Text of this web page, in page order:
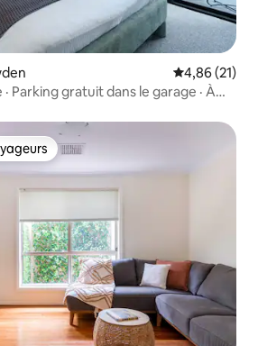
Évaluation
4,86 (21)
Parking gratuit dans le garage · À
les plus appréciés